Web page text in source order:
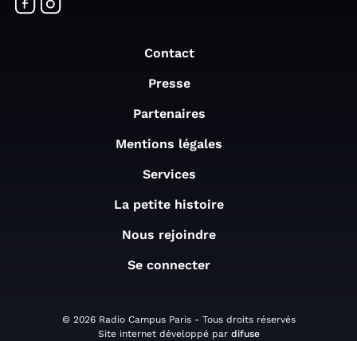
Contact
Presse
Partenaires
Mentions légales
Services
La petite histoire
Nous rejoindre
Se connecter
© 2026 Radio Campus Paris - Tous droits réservés
Site internet développé par difuse